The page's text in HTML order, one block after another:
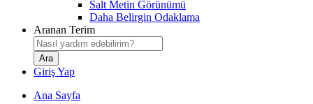
Salt Metin Görünümü
Daha Belirgin Odaklama
Aranan Terim
Giriş Yap
Ana Sayfa